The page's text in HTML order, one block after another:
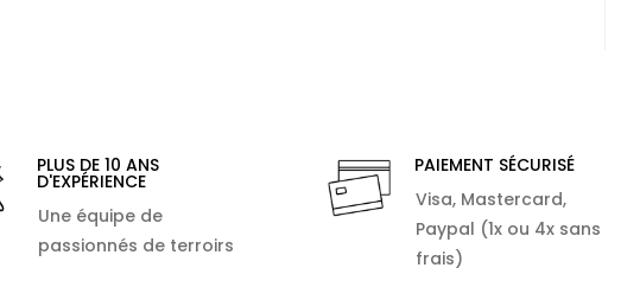
PLUS DE 10 ANS
D'EXPÉRIENCE
Une équipe de
passionnés de terroirs
PAIEMENT SÉCURISÉ
Visa, Mastercard,
Paypal (1x ou 4x sans
frais)